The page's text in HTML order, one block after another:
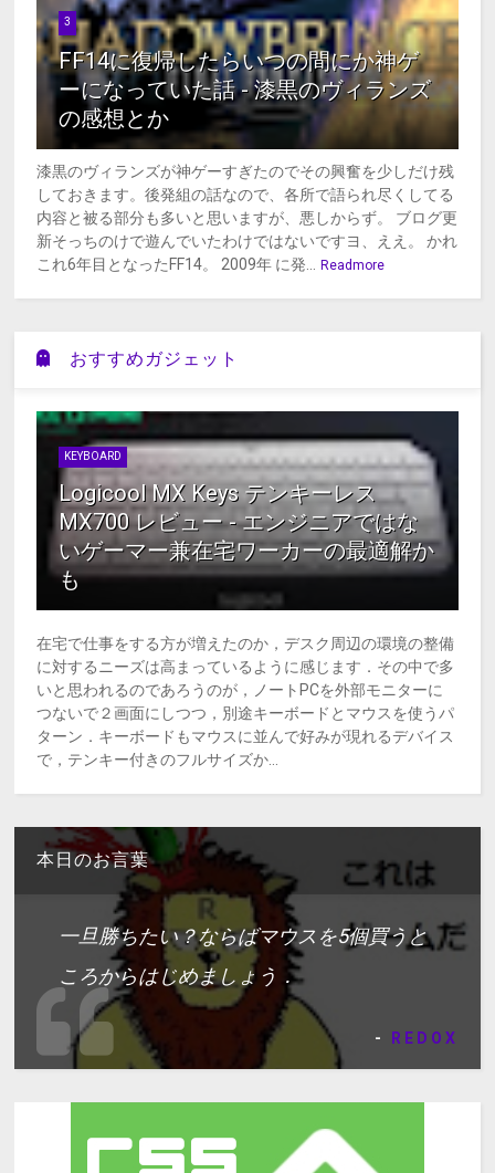
3
FF14に復帰したらいつの間にか神ゲ
ーになっていた話 - 漆黒のヴィランズ
の感想とか
漆黒のヴィランズが神ゲーすぎたのでその興奮を少しだけ残
しておきます。後発組の話なので、各所で語られ尽くしてる
内容と被る部分も多いと思いますが、悪しからず。 ブログ更
新そっちのけで遊んでいたわけではないですヨ、ええ。 かれ
これ6年目となったFF14。 2009年 に発...
Readmore
おすすめガジェット
KEYBOARD
Logicool MX Keys テンキーレス
MX700 レビュー - エンジニアではな
いゲーマー兼在宅ワーカーの最適解か
も
在宅で仕事をする方が増えたのか，デスク周辺の環境の整備
に対するニーズは高まっているように感じます．その中で多
いと思われるのであろうのが，ノートPCを外部モニターに
つないで２画面にしつつ，別途キーボードとマウスを使うパ
ターン．キーボードもマウスに並んで好みが現れるデバイス
で，テンキー付きのフルサイズか...
本日のお言葉
一旦勝ちたい？ならばマウスを5個買うと
ころからはじめましょう．
- REDOX